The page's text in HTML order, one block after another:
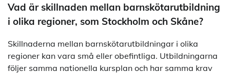
Vad är skillnaden mellan barnskötarutbildning
i olika regioner, som Stockholm och Skåne?
Skillnaderna mellan barnskötarutbildningar i olika
regioner kan vara små eller obefintliga. Utbildningarna
följer samma nationella kursplan och har samma krav